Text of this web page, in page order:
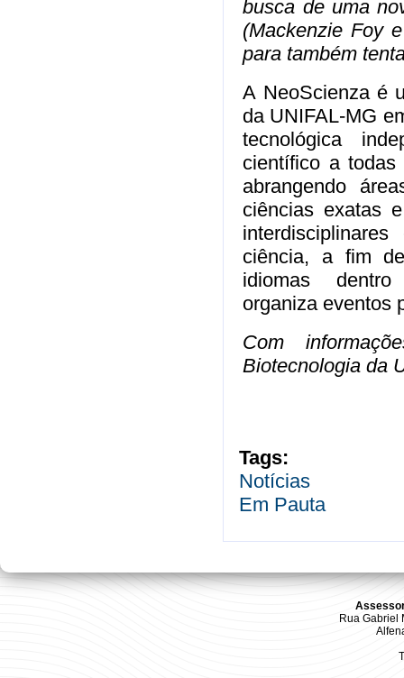
busca de uma
(Mackenzie Foy
para também
A NeoScienza é
da UNIFAL-MG
tecnológica
científico a todas
abrangendo
ciências exatas
ciência, a fim
idiomas
organiza eventos
Com
Biotecnologia da
Tags:
Notícias
Em Pauta
Rua Gabriel